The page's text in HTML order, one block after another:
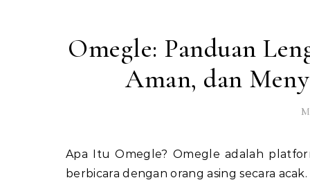
Omegle: Panduan
Aman, dan
Apa Itu Omegle? Omegle adalah platform chat online yang memungkinkan penggunanya untuk
berbicara dengan orang asing secara